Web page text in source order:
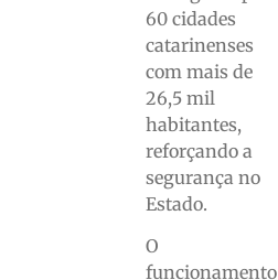
60 cidades
catarinenses
com mais de
26,5 mil
habitantes,
reforçando a
segurança no
Estado.
O
funcionamento